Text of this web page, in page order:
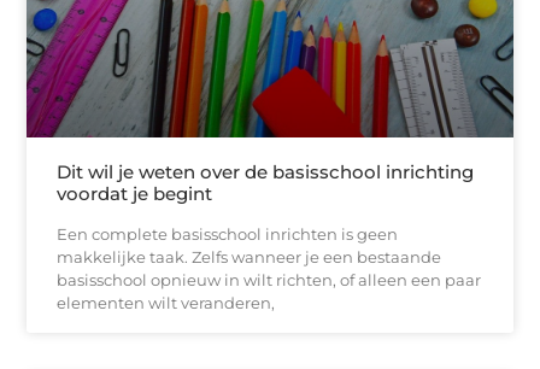
Dit wil je weten over de basisschool inrichting
voordat je begint
Een complete basisschool inrichten is geen
makkelijke taak. Zelfs wanneer je een bestaande
basisschool opnieuw in wilt richten, of alleen een paar
elementen wilt veranderen,